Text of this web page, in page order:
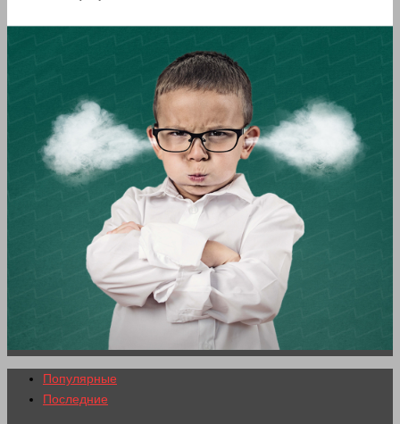
Популярные
Последние